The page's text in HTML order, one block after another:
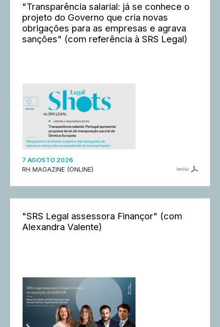
"Transparência salarial: já se conhece o
projeto do Governo que cria novas
obrigações para as empresas e agrava
sanções" (com referência à SRS Legal)
7 AGOSTO 2026
RH MAGAZINE (ONLINE)
inclui
"SRS Legal assessora Finançor" (com
Alexandra Valente)